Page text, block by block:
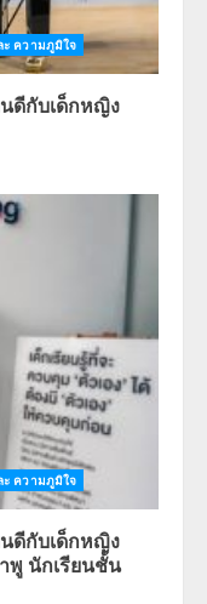
ะ ความภูมิใจ
ดีกับเด็กหญิง
ะ ความภูมิใจ
ดีกับเด็กหญิง
นักเรียนชั้น